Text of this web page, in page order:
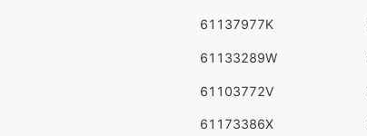
61137977K
61133289W
61103772V
61173386X